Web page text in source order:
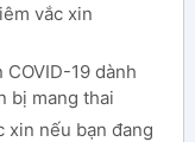
vắc xin
19 dành
bị mang thai
xin nếu bạn đang